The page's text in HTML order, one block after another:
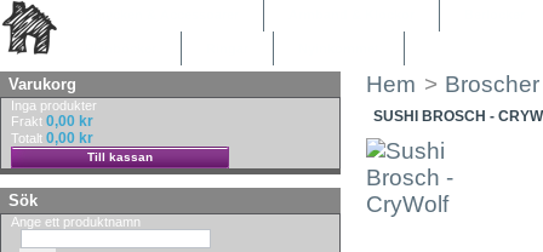
Varukorg
Inga produkter
Frakt 0,00 kr
Totalt 0,00 kr
Till kassan
Sök
Ange ett produktnamn
Hem > Broscher
SUSHI BROSCH -